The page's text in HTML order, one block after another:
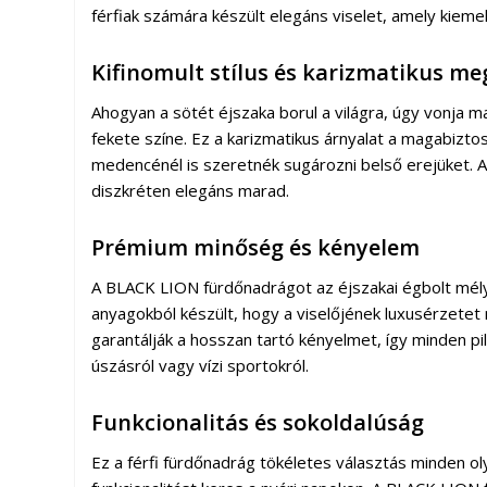
férfiak számára készült elegáns viselet, amely
Kifinomult stílus és karizmatikus
Ahogyan a sötét éjszaka borul a világra, úgy vonja
fekete színe. Ez a karizmatikus árnyalat a
medencénél is szeretnék sugározni belső erejüket.
diszkréten elegáns marad.
Prémium minőség és kényelem
A BLACK LION fürdőnadrágot az éjszakai égbolt
anyagokból készült, hogy a viselőjének
garantálják a hosszan tartó kényelmet, így minden
úszásról vagy vízi sportokról.
Funkcionalitás és sokoldalúság
Ez a férfi fürdőnadrág tökéletes választás minden